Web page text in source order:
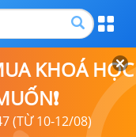
KHOÁ HỌC
(TỪ 10-12/08)